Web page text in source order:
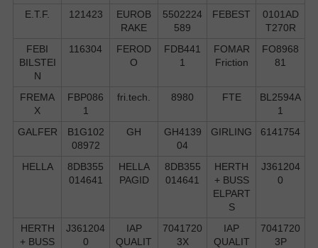
E.T.F. 121423
EUROB
RAKE
5502224
589
FEBEST
0101AD
T270R
FEBI
BILSTEI
N
116304
FEROD
O
FDB441
1
FOMAR
Friction
FO8968
81
FREMA
X
FBP086
1
fri.tech. 8980 FTE
BL2594A
1
GALFER
B1G102
08972
GH
GH4139
04
GIRLING 6141754
HELLA
8DB355
014641
HELLA
PAGID
8DB355
014641
HERTH
+ BUSS
ELPART
S
J361204
0
HERTH
+ BUSS
J361204
0
IAP
QUALIT
7041720
3X
IAP
QUALIT
7041720
3P